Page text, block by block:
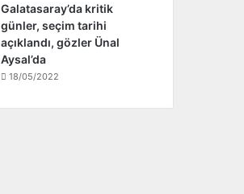
Galatasaray’da kritik
günler, seçim tarihi
açıklandı, gözler Ünal
Aysal’da
18/05/2022